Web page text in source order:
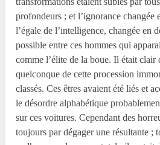
profondeurs ; et l’ignorance changée
l’égale de l’intelligence, changée en
possible entre ces hommes qui
comme l’élite de la boue. Il était clair
quelconque de cette procession
classés. Ces êtres avaient été liés et
le désordre alphabétique
sur ces voitures. Cependant des
toujours par dégager une résultante ;